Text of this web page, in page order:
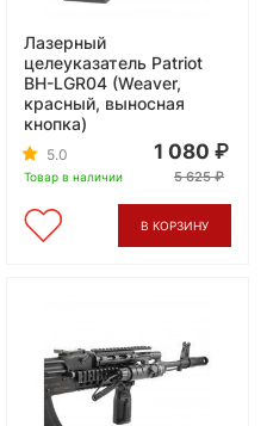
Лазерный
целеуказатель Patriot
BH-LGR04 (Weaver,
красный, выносная
кнопка)
5.0
Товар в наличии
1 080
5 625
В КОРЗИНУ